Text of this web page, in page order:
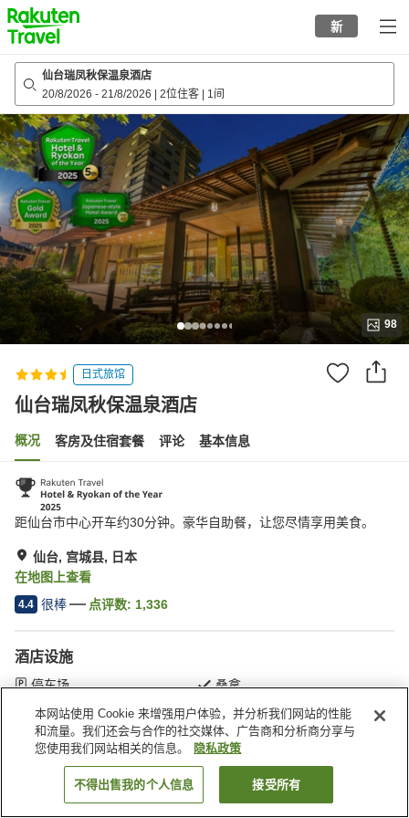
to
top
page
新
仙台瑞凤秋保温泉酒店
20/8/2026 - 21/8/2026 2位住客 1间
98
日式旅馆
仙台瑞凤秋保温泉酒店
概况 客房及住宿套餐 评论 基本信息
距仙台市中心开车约30分钟。豪华自助餐，让您尽情享用美食。
仙台, 宫城县, 日本
在地图上查看
4.4 很棒 点评数: 1,336
酒店设施
停车场
桑拿
首页 日本 宫城县 仙台 仙台瑞凤秋保温泉酒店
搜索客房
本网站使用 Cookie 来增强用户体验，并分析我们网站的性能
和流量。我们还会与合作的社交媒体、广告商和分析商分享与
您使用我们网站相关的信息。
隐私政策
不得出售我的个人信息 接受所有